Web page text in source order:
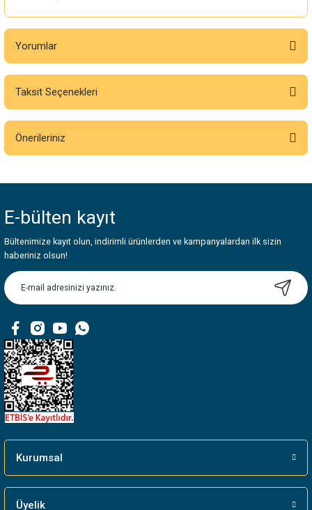
Yorumlar
Bu ürüne ilk yorumu siz yapın!
Taksit Seçenekleri
Önerileriniz
Görüş ve önerileriniz için teşekkür ederiz.
Ürün resmi kalitesiz, bozuk veya görüntülenemiyor.
Ürün açıklamasında eksik bilgiler bulunuyor.
Ürün bilgilerinde hatalar bulunuyor.
Bu ürüne benzer farklı alternatifler olmalı.
E-bülten kayıt
Bültenimize kayıt olun, indirimli ürünlerden ve kampanyalardan ilk sizin
haberiniz olsun!
Kurumsal
Üyelik